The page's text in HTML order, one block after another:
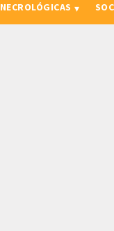
NECROLÓGICAS